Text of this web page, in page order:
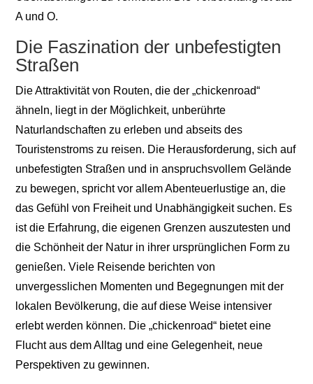
A und O.
Die Faszination der unbefestigten
Straßen
Die Attraktivität von Routen, die der „chickenroad“
ähneln, liegt in der Möglichkeit, unberührte
Naturlandschaften zu erleben und abseits des
Touristenstroms zu reisen. Die Herausforderung, sich auf
unbefestigten Straßen und in anspruchsvollem Gelände
zu bewegen, spricht vor allem Abenteuerlustige an, die
das Gefühl von Freiheit und Unabhängigkeit suchen. Es
ist die Erfahrung, die eigenen Grenzen auszutesten und
die Schönheit der Natur in ihrer ursprünglichen Form zu
genießen. Viele Reisende berichten von
unvergesslichen Momenten und Begegnungen mit der
lokalen Bevölkerung, die auf diese Weise intensiver
erlebt werden können. Die „chickenroad“ bietet eine
Flucht aus dem Alltag und eine Gelegenheit, neue
Perspektiven zu gewinnen.